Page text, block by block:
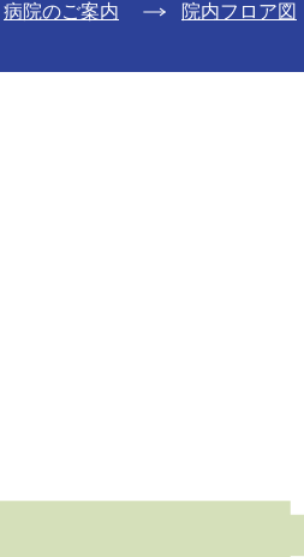
病院のご案内 院内フロア図